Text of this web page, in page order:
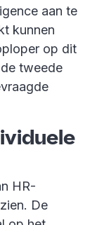
aan te
kunnen
op dit
tweede
HR-
De